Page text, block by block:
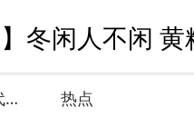
】冬闲人不闲
新时代文明实践 热点